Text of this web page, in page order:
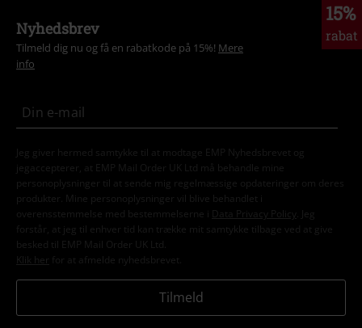
15%
rabat
Nyhedsbrev
Tilmeld dig nu og få en rabatkode på 15%! Mere
info
Jeg giver hermed samtykke til at modtage EMP Nyhedsbrevet og
jegaccepterer, at EMP Mail Order UK Ltd må behandle mine
personoplysninger til at sende mig regelmæssige opdateringer om deres
produkter. Mine personoplysninger vil blive behandlet i
overensstemmelse med bestemmelserne i
Data Privacy Policy
. Jeg
forstår, at jeg til enhver tid kan trække mit samtykke tilbage ved at give
besked til EMP Mail Order UK Ltd.
Klik her
for at afmelde nyhedsbrevet.
Tilmeld